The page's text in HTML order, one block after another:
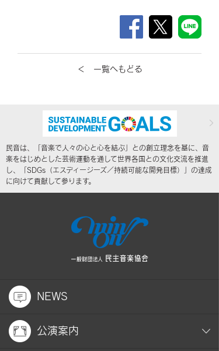
＜ 一覧へもどる
民音は、「音楽で人々の心と心を結ぶ」との創立理念を基に、音
楽をはじめとした芸術運動を通して世界各国との文化交流を推進
し、「SDGs（エスディージーズ／持続可能な開発目標）」の達成
に向けて貢献して参ります。
NEWS
公演案内